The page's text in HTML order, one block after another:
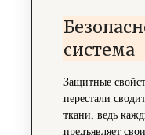
система
Защитные
перестали
ткани, ведь
предъявляет